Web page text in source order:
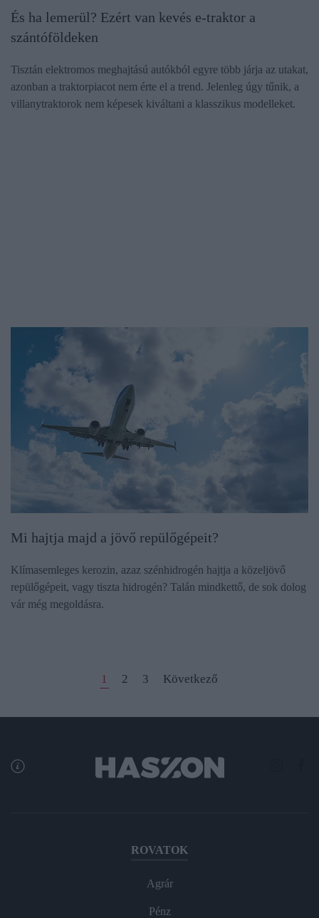
És ha lemerül? Ezért van kevés e-traktor a
szántóföldeken
Tisztán elektromos meghajtású autókból egyre több járja az utakat,
azonban a traktorpiacot nem érte el a trend. Jelenleg úgy tűnik, a
villanytraktorok nem képesek kiváltani a klasszikus modelleket.
Mi hajtja majd a jövő repülőgépeit?
Klímasemleges kerozin, azaz szénhidrogén hajtja a közeljövő
repülőgépeit, vagy tiszta hidrogén? Talán mindkettő, de sok dolog
vár még megoldásra.
1 2 3 Következő
ROVATOK
Agrár
Pénz